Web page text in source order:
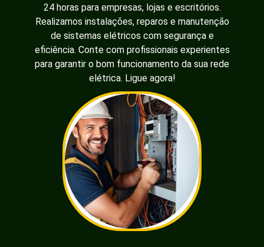
24 horas para empresas, lojas e escritórios.
Realizamos instalações, reparos e manutenção
de sistemas elétricos com segurança e
eficiência. Conte com profissionais experientes
para garantir o bom funcionamento da sua rede
elétrica. Ligue agora!